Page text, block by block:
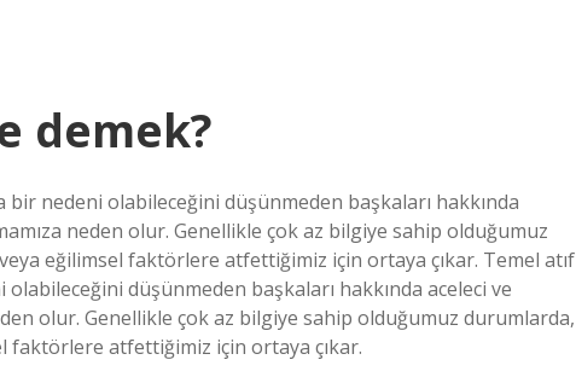
demek?
bir nedeni olabileceğini düşünmeden başkaları hakkında
neden olur. Genellikle çok az bilgiye sahip olduğumuz
eğilimsel faktörlere atfettiğimiz için ortaya çıkar. Temel atıf
düşünmeden başkaları hakkında aceleci ve
olur. Genellikle çok az bilgiye sahip olduğumuz durumlarda,
faktörlere atfettiğimiz için ortaya çıkar.